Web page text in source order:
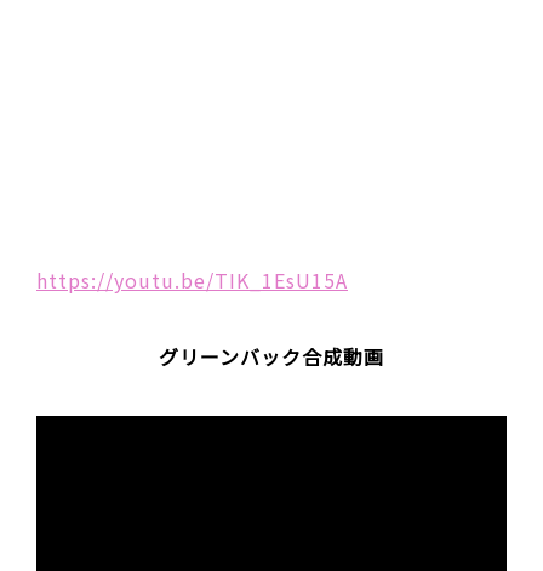
https://youtu.be/TIK_1EsU15A
グリーンバック合成動画